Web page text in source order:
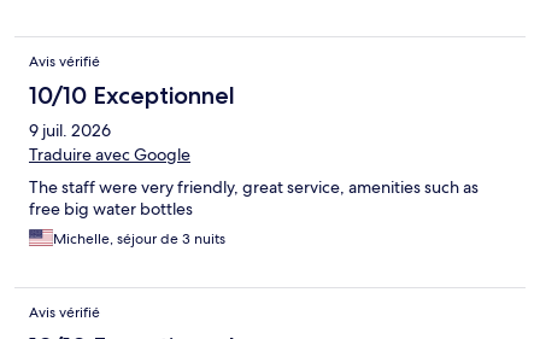
Avis vérifié
10/10 Exceptionnel
9 juil. 2026
Traduire avec Google
The staff were very friendly, great service, amenities such as
free big water bottles
Michelle, séjour de 3 nuits
Avis vérifié